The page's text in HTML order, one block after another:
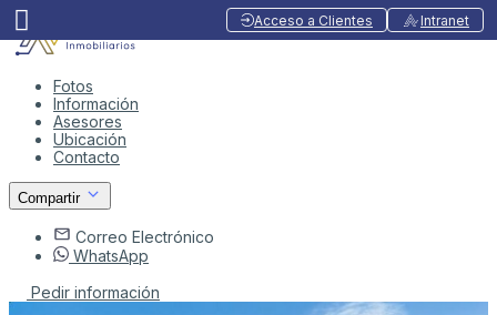
Acceso a Clientes Intranet
Fotos
Información
Asesores
Ubicación
Contacto
Compartir
Correo Electrónico
WhatsApp
Pedir información